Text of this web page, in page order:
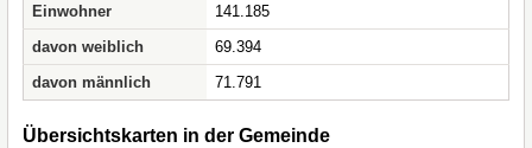
Einwohner
141.185
davon weiblich
69.394
davon männlich
71.791
Übersichtskarten in der Gemeinde